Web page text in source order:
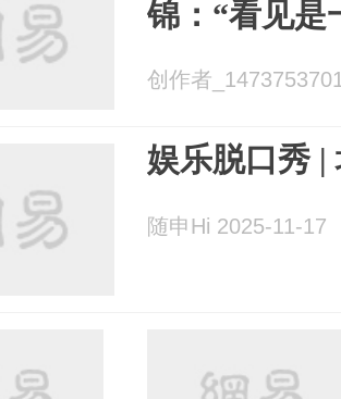
锦：“看见是
创作者
娱乐脱口秀 |
随申Hi 2025-11-17